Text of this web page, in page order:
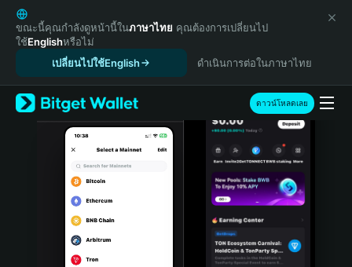
English
日本語
Tiếng Việt
Español (Latinoamérica)
Türkçe
Italiano
Português (Portugal)
Bahasa Indonesia
ขณะนี้คุณกำลังดูหน้านี้ในภาษาไทย คุณต้องการเปลี่ยนไป
ใช้Englishหรือไม่
เปลี่ยนไปใช้English
ดำเนินการต่อในภาษาไทย
ดาวน์โหลดเลย